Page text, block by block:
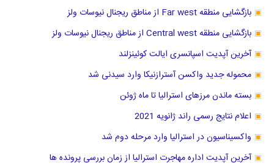
بازگشایی منطقه Far west از مناطق ریجنال نیوسات ولز
بازگشایی منطقه Central west از مناطق ریجنال نیوسات ولز
آخرین آپدیت اسپانسری ایالت کوئینزلند
محموله جدید واکسن آسترازنیکا وارد سیدنی شد
بسته ماندن مرزهای استرالیا تا ماه ژوئن
اعلام نتایج رسمی راند ژانویه 2021
واکسیناسیون در استرالیا وارد مرحله دوم شد
آخرین آپدیت اداره مهاجرت استرالیا از زمان بررسی پرونده ها